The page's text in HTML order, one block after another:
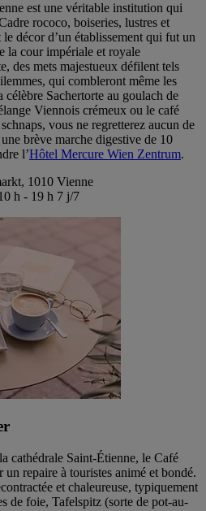
est une véritable institution qui
rococo, boiseries, lustres et
décor d’un établissement qui fut un
la cour impériale et royale
des mets majestueux défilent tels
qui combleront même les
célèbre Sachertorte au goulach de
Viennois crémeux ou le café
vous ne regretterez aucun de
brève marche digestive de 10
l’Hôtel Mercure Wien Zentrum.
1010 Vienne
h - 19 h 7 j/7
cathédrale Saint-Étienne, le Café
repaire à touristes animé et bondé.
et chaleureuse, typiquement
de foie, Tafelspitz (sorte de pot-au-